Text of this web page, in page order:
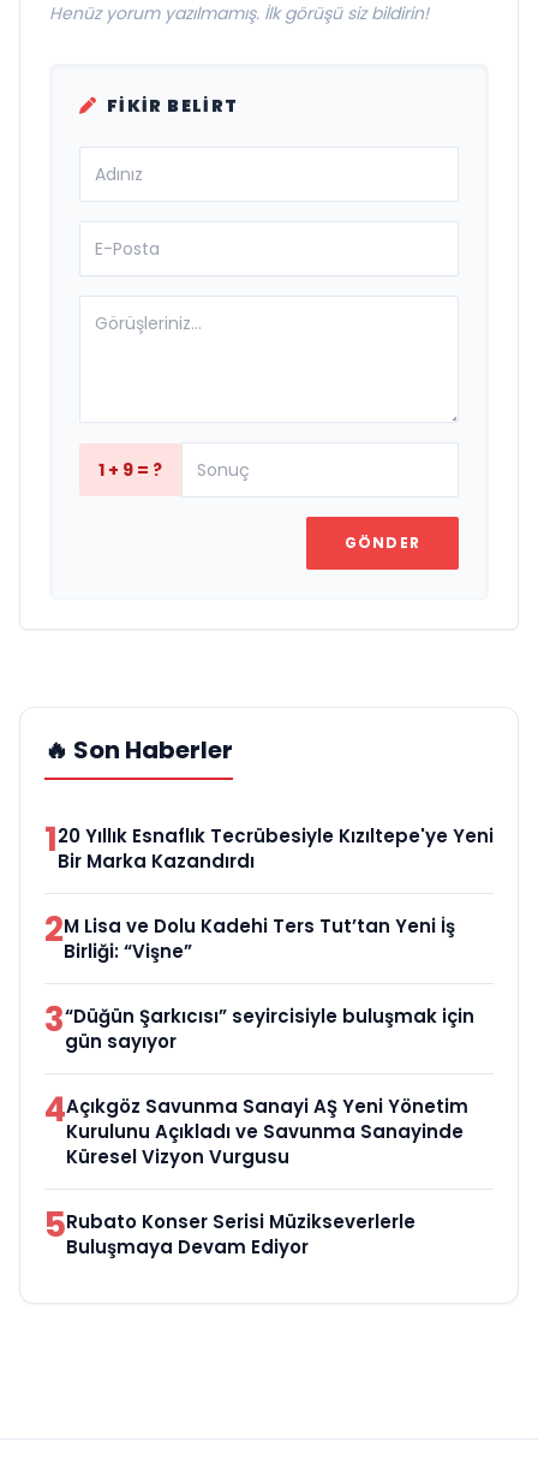
Henüz yorum yazılmamış. İlk görüşü siz bildirin!
FIKIR BELIRT
1 + 9 = ?
GÖNDER
🔥 Son Haberler
120 Yıllık Esnaflık Tecrübesiyle Kızıltepe'ye Yeni
Bir Marka Kazandırdı
2M Lisa ve Dolu Kadehi Ters Tut’tan Yeni İş
Birliği: “Vişne”
3“Düğün Şarkıcısı” seyircisiyle buluşmak için
gün sayıyor
4Açıkgöz Savunma Sanayi AŞ Yeni Yönetim
Kurulunu Açıkladı ve Savunma Sanayinde
Küresel Vizyon Vurgusu
5Rubato Konser Serisi Müzikseverlerle
Buluşmaya Devam Ediyor